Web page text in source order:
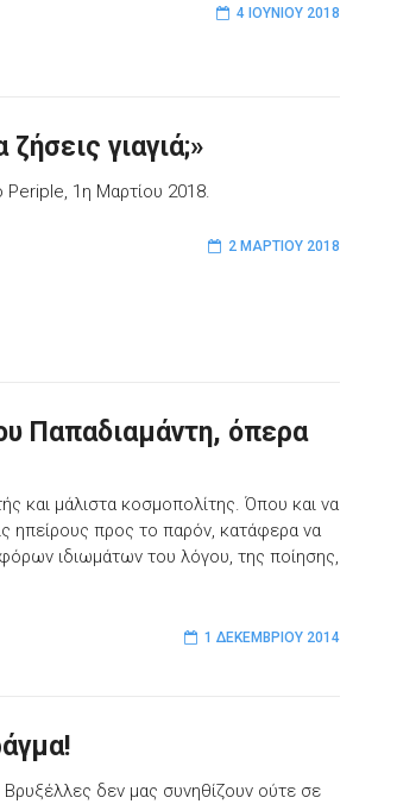
4 ΙΟΥΝΊΟΥ 2018
γιαγιά;»
1η Μαρτίου 2018.
2 ΜΑΡΤΊΟΥ 2018
Παπαδιαμάντη, όπερα
και μάλιστα κοσμοπολίτης. Όπου και να
ηπείρους προς το παρόν, κατάφερα να
ιδιωμάτων του λόγου, της ποίησης,
1 ΔΕΚΕΜΒΡΊΟΥ 2014
δεν μας συνηθίζουν ούτε σε